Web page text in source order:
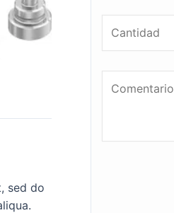
sed do